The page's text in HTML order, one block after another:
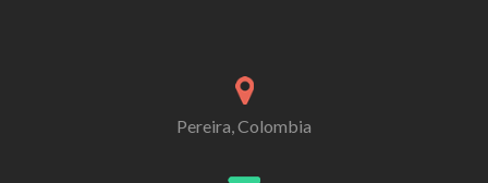
Pereira, Colombia